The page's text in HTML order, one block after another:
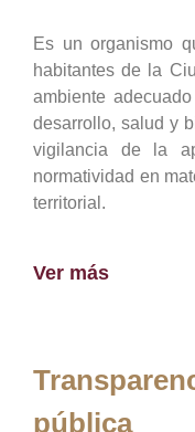
Es un organismo
habitantes de la
ambiente
desarrollo, salud y
vigilancia de la
normatividad en
territorial.
Ver más
pública